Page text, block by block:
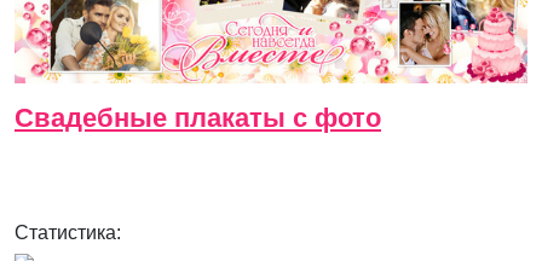
Свадебные плакаты с фото
Статистика: